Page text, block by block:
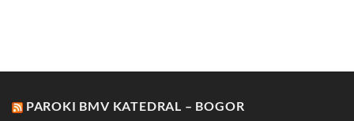
PAROKI BMV KATEDRAL – BOGOR